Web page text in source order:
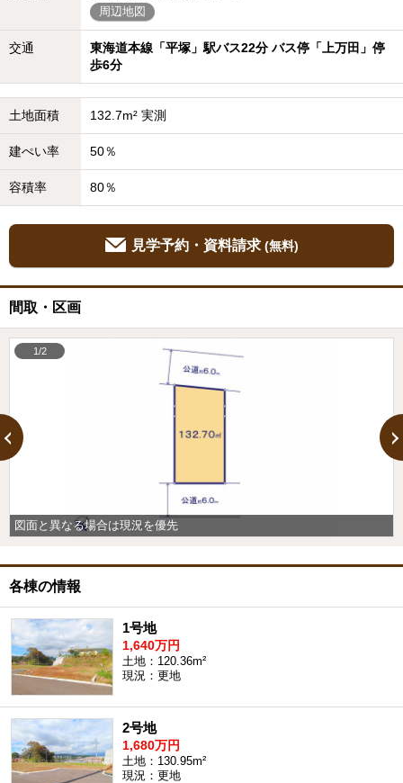
周辺地図
交通
東海道本線「平塚」駅バス22分 バス停「上万田」停
歩6分
土地面積 132.7m² 実測
建ぺい率 50％
容積率 80％
見学予約・資料請求 (無料)
間取・区画
図面と異なる場合は現況を優先
1/2
各棟の情報
1号地
1,640万円
土地：120.36m²
現況：更地
2号地
1,680万円
土地：130.95m²
現況：更地